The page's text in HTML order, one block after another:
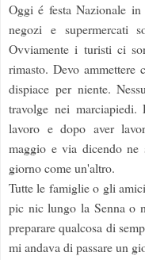
Oggi é festa Nazionale
negozi e supermercati
Ovviamente i turisti ci
rimasto. Devo
dispiace per niente.
travolge nei
lavoro e dopo aver
maggio e via dicendo
giorno come un'altro.
Tutte le famiglie o gli
pic nic lungo la Senna o
preparare qualcosa di
mi andava di passare un